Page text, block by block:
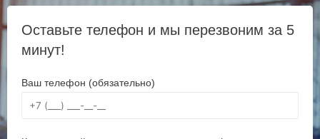
Оставьте телефон и мы перезвоним за 5
минут!
Ваш телефон (обязательно)